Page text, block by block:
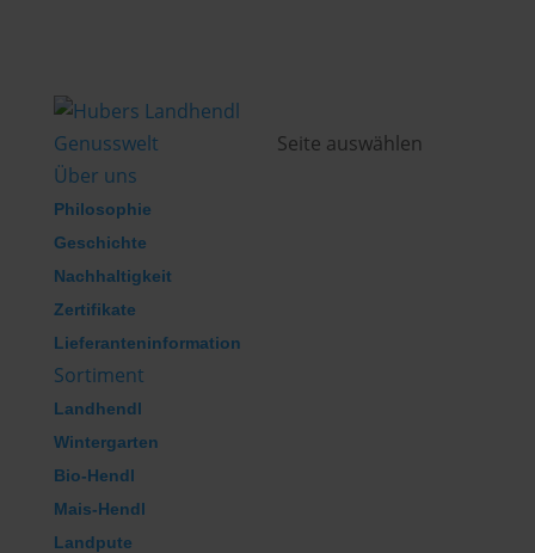
Genusswelt
Über uns
Philosophie
Geschichte
Nachhaltigkeit
Zertifikate
Lieferanteninformation
Sortiment
Landhendl
Wintergarten
Bio-Hendl
Mais-Hendl
Landpute
Seite auswählen